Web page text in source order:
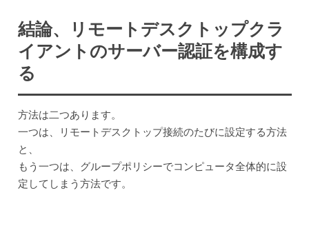
結論、リモートデスクトップクラ
イアントのサーバー認証を構成す
る
方法は二つあります。
一つは、リモートデスクトップ接続のたびに設定する方法
と、
もう一つは、グループポリシーでコンピュータ全体的に設
定してしまう方法です。